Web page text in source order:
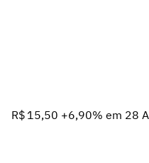
R$ 15,50 +6,90% em 28